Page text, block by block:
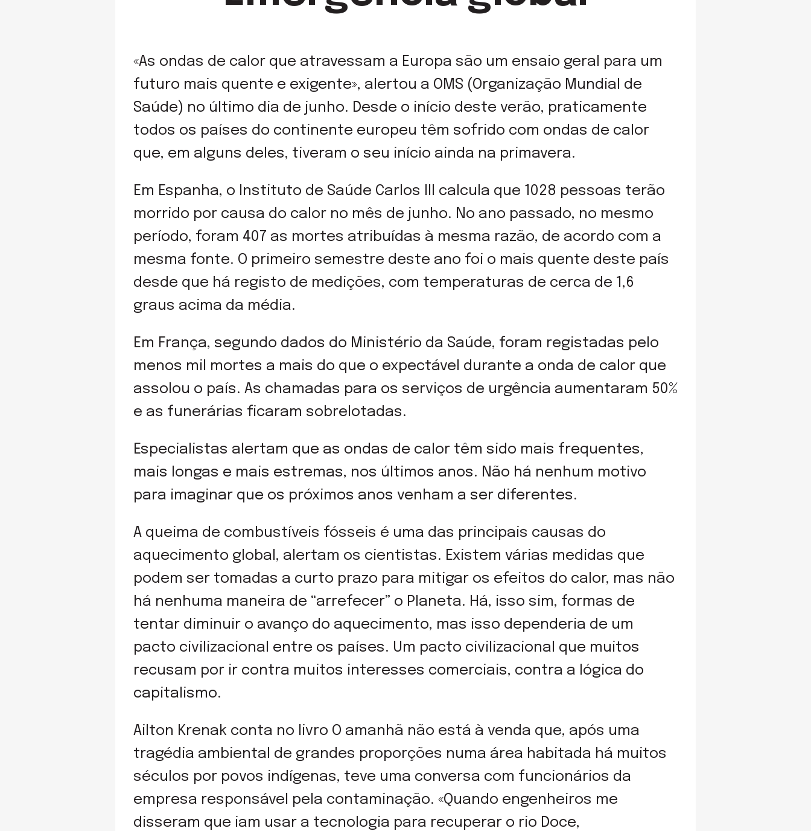
«As ondas de calor que atravessam a Europa são um ensaio geral para um
futuro mais quente e exigente», alertou a OMS (Organização Mundial de
Saúde) no último dia de junho. Desde o início deste verão, praticamente
todos os países do continente europeu têm sofrido com ondas de calor
que, em alguns deles, tiveram o seu início ainda na primavera.
Em Espanha, o Instituto de Saúde Carlos III calcula que 1028 pessoas terão
morrido por causa do calor no mês de junho. No ano passado, no mesmo
período, foram 407 as mortes atribuídas à mesma razão, de acordo com a
mesma fonte. O primeiro semestre deste ano foi o mais quente deste país
desde que há registo de medições, com temperaturas de cerca de 1,6
graus acima da média.
Em França, segundo dados do Ministério da Saúde, foram registadas pelo
menos mil mortes a mais do que o expectável durante a onda de calor que
assolou o país. As chamadas para os serviços de urgência aumentaram 50%
e as funerárias ficaram sobrelotadas.
Especialistas alertam que as ondas de calor têm sido mais frequentes,
mais longas e mais estremas, nos últimos anos. Não há nenhum motivo
para imaginar que os próximos anos venham a ser diferentes.
A queima de combustíveis fósseis é uma das principais causas do
aquecimento global, alertam os cientistas. Existem várias medidas que
podem ser tomadas a curto prazo para mitigar os efeitos do calor, mas não
há nenhuma maneira de “arrefecer” o Planeta. Há, isso sim, formas de
tentar diminuir o avanço do aquecimento, mas isso dependeria de um
pacto civilizacional entre os países. Um pacto civilizacional que muitos
recusam por ir contra muitos interesses comerciais, contra a lógica do
capitalismo.
Ailton Krenak conta no livro O amanhã não está à venda que, após uma
tragédia ambiental de grandes proporções numa área habitada há muitos
séculos por povos indígenas, teve uma conversa com funcionários da
empresa responsável pela contaminação. «Quando engenheiros me
disseram que iam usar a tecnologia para recuperar o rio Doce,